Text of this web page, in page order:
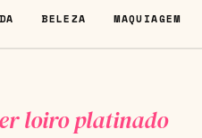
BELEZA MAQUIAGEM
loiro platinado